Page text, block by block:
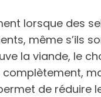
lorsque des
même s’ils
la viande, le
de réduire